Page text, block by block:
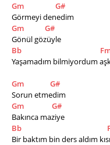
Gm
G#
Görmeyi denedim
Gm
G#
Gönül gözüyle
Bb
Yaşamadım bilmiyordum
Gm
G#
Sorun etmedim
Gm
G#
Bakınca maziye
Bb
Bir baktım bin ders aldım